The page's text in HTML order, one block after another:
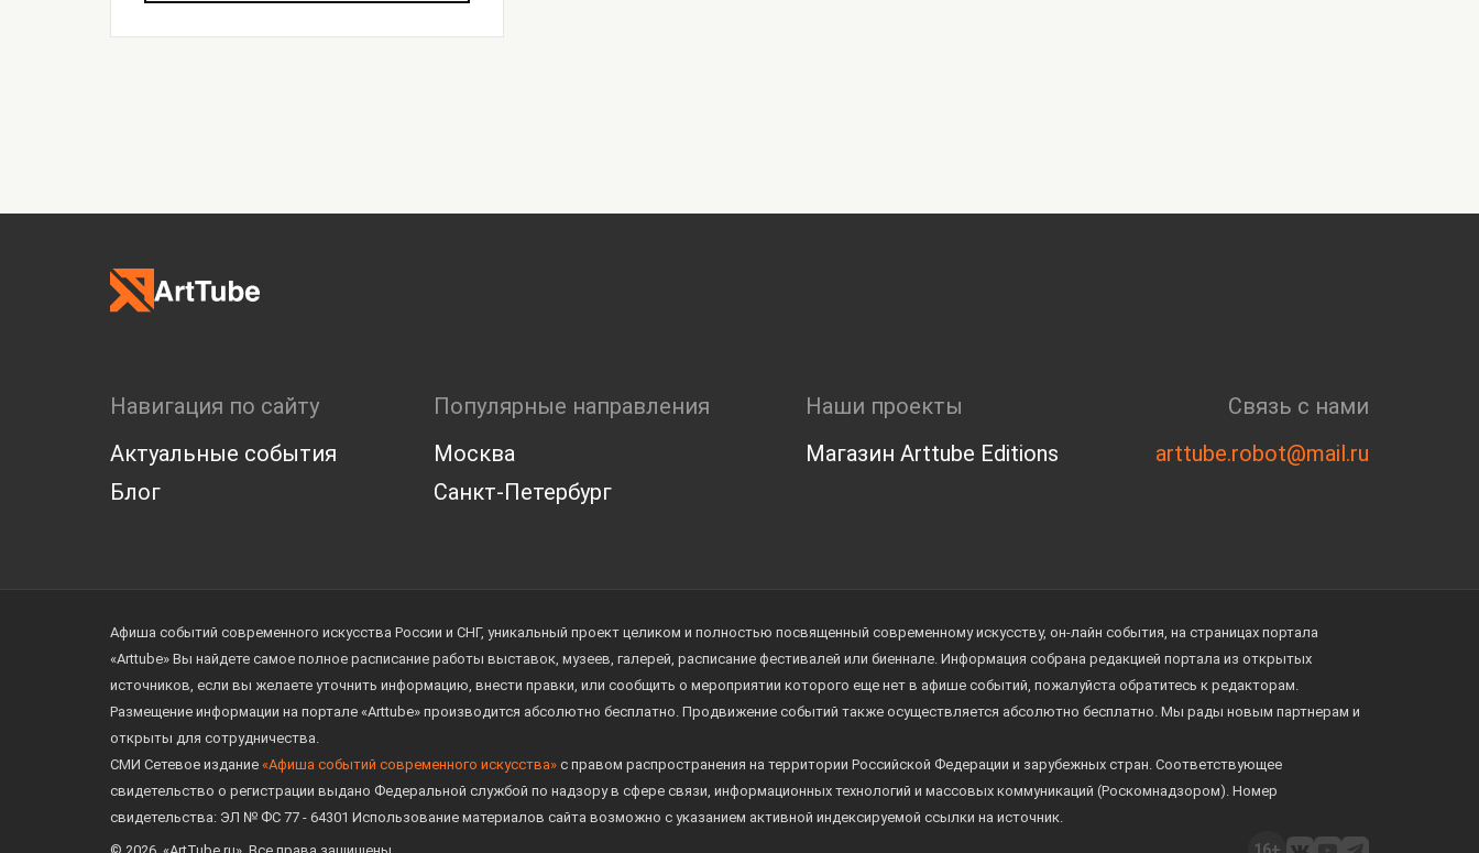
Навигация по сайту
Актуальные события
Блог
Популярные направления
Москва
Санкт-Петербург
Наши проекты
Магазин Arttube Editions
Связь с нами
arttube.robot@mail.ru
Афиша событий современного искусства России и СНГ, уникальный проект целиком и полностью посвященный современному искусству, он-лайн события, на страницах портала
«Arttube» Вы найдете самое полное расписание работы выставок, музеев, галерей, расписание фестивалей или биеннале. Информация собрана редакцией портала из открытых
источников, если вы желаете уточнить информацию, внести правки, или сообщить о мероприятии которого еще нет в афише событий, пожалуйста обратитесь к редакторам.
Размещение информации на портале «Arttube» производится абсолютно бесплатно. Продвижение событий также осуществляется абсолютно бесплатно. Мы рады новым партнерам и
открыты для сотрудничества.
СМИ Сетевое издание «Афиша событий современного искусства» с правом распространения на территории Российской Федерации и зарубежных стран. Соответствующее
свидетельство о регистрации выдано Федеральной службой по надзору в сфере связи, информационных технологий и массовых коммуникаций (Роскомнадзором). Номер
свидетельства: ЭЛ № ФС 77 - 64301 Использование материалов сайта возможно с указанием активной индексируемой ссылки на источник.
© 2026. «ArtTube.ru». Все права защищены.